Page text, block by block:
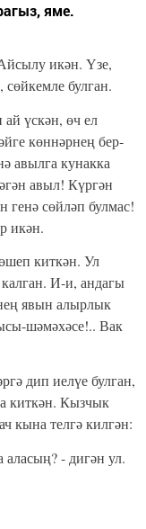
яме.
икән. Үзе,
булган.
үскән, өч ел
көннәрнең бер­
авылга кунакка
авыл! Күргән
генә сөйләп булмас!
икән.
киткән. Ул
И-и, андагы
явын алырлык
шәмәхәсе!.. Вак
дип иелүе бул­ган,
киткән. Кызчык
кына телгә килгән:
- дигән ул.